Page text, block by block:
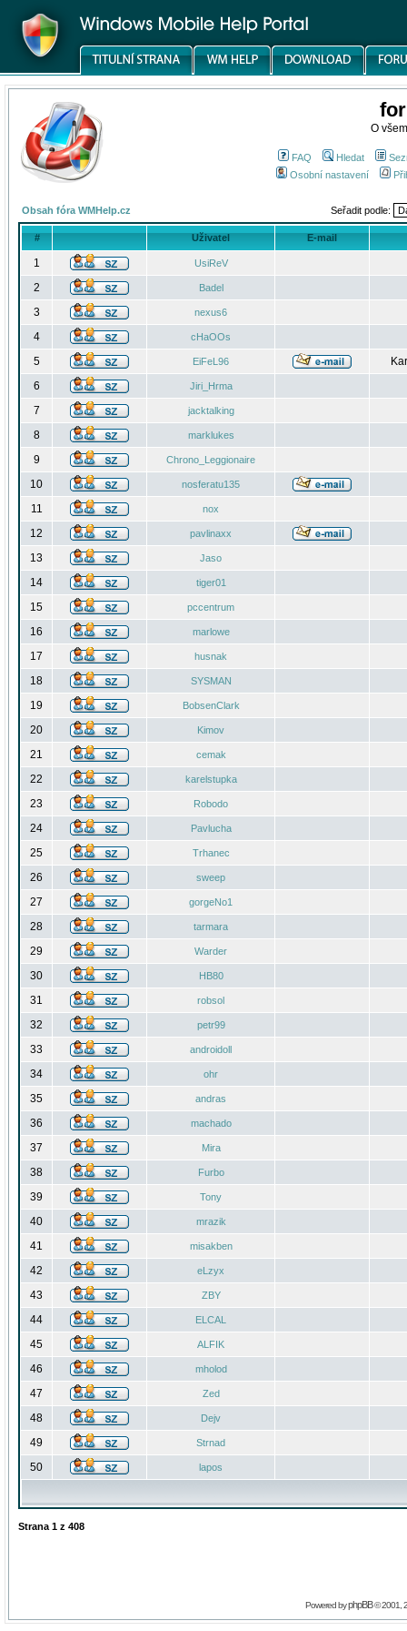
O
FAQ Hledat
Osobní nastavení
Obsah fóra WMHelp.cz Seřadit podle:
# Uživatel E-mail
1 UsiReV
2 Badel
3 nexus6
4 cHaOOs
5 EiFeL96
6
Jiri_Hrma
7 jacktalking
8 marklukes
9 Chrono_Leggionaire
10 nosferatu135
11 nox
12 pavlinaxx
13 Jaso
14 tiger01
15 pccentrum
16 marlowe
17 husnak
18 SYSMAN
19 BobsenClark
20 Kimov
21 cemak
22 karelstupka
23 Robodo
24 Pavlucha
25 Trhanec
26 sweep
27 gorgeNo1
28 tarmara
29 Warder
30 HB80
31 robsol
32 petr99
33 androidoll
34 ohr
35 andras
36 machado
37 Mira
38 Furbo
39 Tony
40 mrazik
41 misakben
42 eLzyx
43 ZBY
44 ELCAL
45 ALFIK
46 mholod
47 Zed
48 Dejv
49 Strnad
50 lapos
Strana 1 z 408
Powered byphpBB© 2001,